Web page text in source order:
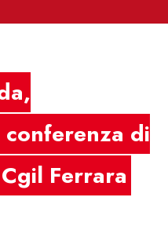
di
Ferrara